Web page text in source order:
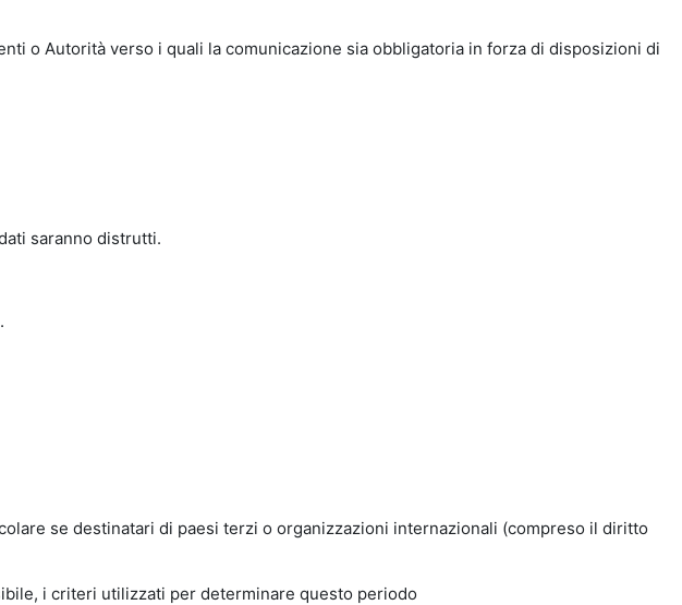
o Autorità verso i quali la comunicazione sia obbligatoria in forza di disposizioni di
saranno distrutti.
se destinatari di paesi terzi o organizzazioni internazionali (compreso il diritto
i criteri utilizzati per determinare questo periodo